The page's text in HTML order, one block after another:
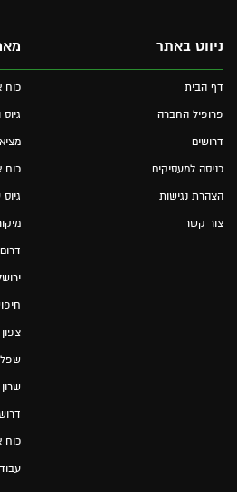
ניווט באתר
דף הבית
פרופיל החברה
דרושים
כניסה למעסיקים
הצהרת נגישות
צור קשר
כוח
כוח
דרום
צפון
שרון
כוח